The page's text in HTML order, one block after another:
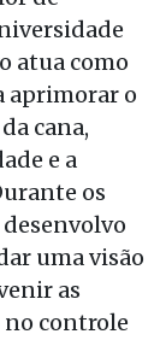
atua como
aprimorar o
cana,
e a
os
uma visão
as
no controle